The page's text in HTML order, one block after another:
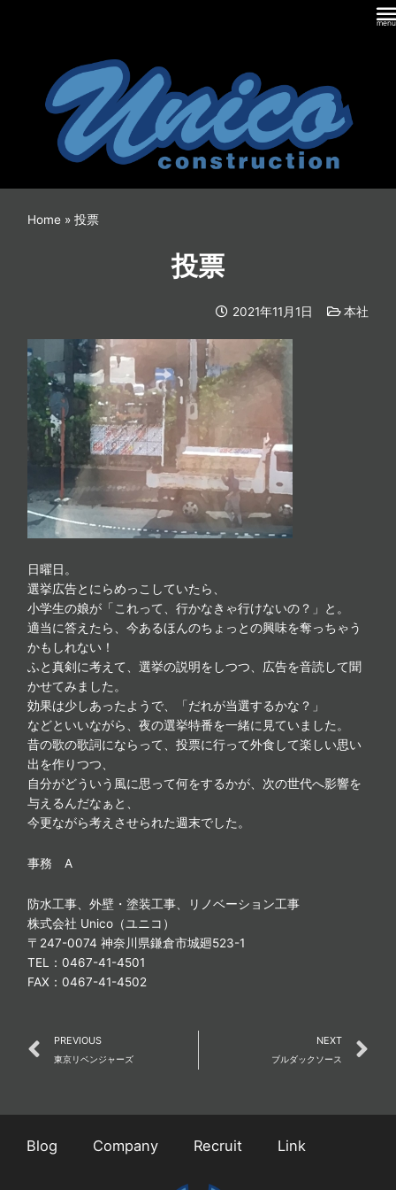
Home »投票
投票
2021年11月1日 本社
日曜日。
選挙広告とにらめっこしていたら、
小学生の娘が「これって、行かなきゃ行けないの？」と。
適当に答えたら、今あるほんのちょっとの興味を奪っちゃう
かもしれない！
ふと真剣に考えて、選挙の説明をしつつ、広告を音読して聞
かせてみました。
効果は少しあったようで、「だれが当選するかな？」
などといいながら、夜の選挙特番を一緒に見ていました。
昔の歌の歌詞にならって、投票に行って外食して楽しい思い
出を作りつつ、
自分がどういう風に思って何をするかが、次の世代へ影響を
与えるんだなぁと、
今更ながら考えさせられた週末でした。
事務 A
防水工事、外壁・塗装工事、リノベーション工事
株式会社 Unico（ユニコ）
〒247-0074 神奈川県鎌倉市城廻523-1
TEL：0467-41-4501
FAX：0467-41-4502
Prev
PREVIOUS
東京リベンジャーズ
NEXT
ブルダックソース
Blog Company Recruit Link